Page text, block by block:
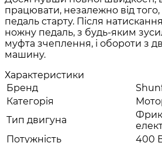
працювати, незалежно від
педаль старту. Після
ножну педаль, з будь-яким
муфта зчеплення, і обороти з
машину.
Характеристики
Бренд
Категорія
Тип двигуна
Потужність
400